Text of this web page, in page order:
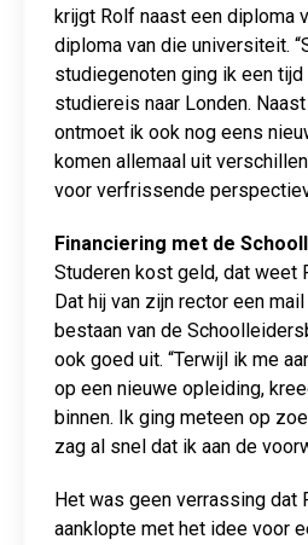
krijgt Rolf naast een diploma
diploma van die universiteit.
studiegenoten ging ik een
studiereis naar Londen.
ontmoet ik ook nog eens
komen allemaal uit
voor verfrissende
Financiering met de
Studeren kost geld, dat weet
Dat hij van zijn rector een
bestaan van de
ook goed uit. “Terwijl ik me
op een nieuwe opleiding,
binnen. Ik ging meteen op
zag al snel dat ik aan de
Het was geen verrassing dat
aanklopte met het idee voor